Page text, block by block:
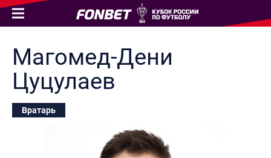
Магомед-Дени
Цуцулаев
Вратарь